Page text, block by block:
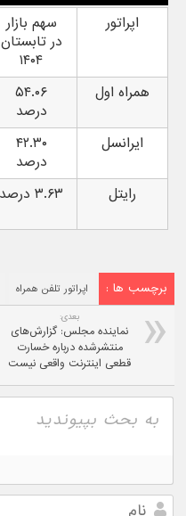
اپراتور
سهم بازار
در تابستان
۱۴۰۴
همراه اول
۵۴.۰۶
درصد
ایرانسل
۴۲.۳۰
درصد
رایتل
۳.۶۳ درصد
برچسب ها : اپراتور تلفن همراه
بعدی:
نماینده مجلس: گزارش‌های
منتشرشده درباره خسارت
قطعی اینترنت واقعی نیست